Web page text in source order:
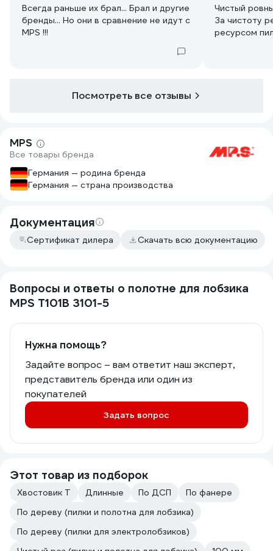
Всегда раньше их брал... Брал и другие
бренды... Но они в сравнение не идут с
MPS !!!
Чистый ровный рез,
За чистоту
ресурсом
Посмотреть все отзывы
MPS
Все товары бренда
Германия — родина бренда
Германия — страна производства
Документация
Сертификат дилера Скачать всю документацию
Вопросы и ответы о полотне для лобзика
MPS T101B 3101-5
Нужна помощь?
Задайте вопрос – вам ответит наш эксперт,
представитель бренда или один из
покупателей
Задать вопрос
Этот товар из подборок
Хвостовик Т Длинные По ДСП
По фанере
По дереву (пилки и полотна для лобзика)
По дереву (пилки для электролобзиков)